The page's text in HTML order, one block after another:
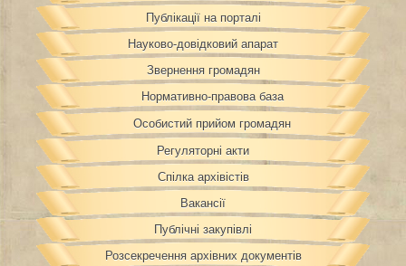
Публікації на порталі
Науково-довідковий апарат
Звернення громадян
Нормативно-правова база
Особистий прийом громадян
Регуляторні акти
Спілка архівістів
Вакансії
Публічні закупівлі
Розсекречення архівних документів